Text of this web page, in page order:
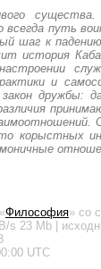
путь
шаг к
история
и
дружбы:
корыстных
Философия» со
s 23 Mb |
UTC